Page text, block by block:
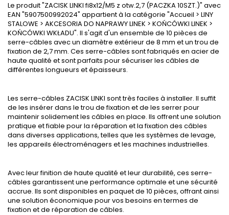
Le produit "ZACISK LINKI fi8x12/M5 z otw.2,7 (PACZKA 10SZT.)" avec
EAN "5907500992024" appartient à la catégorie "Accueil > LINY
STALOWE > AKCESORIA DO NAPRAWY LINEK > KOŃCÓWKI LINEK >
KOŃCÓWKI WKŁADU". Il s'agit d'un ensemble de 10 pièces de
serre-câbles avec un diamètre extérieur de 8 mm et un trou de
fixation de 2,7 mm. Ces serre-câbles sont fabriqués en acier de
haute qualité et sont parfaits pour sécuriser les câbles de
différentes longueurs et épaisseurs.
Les serre-câbles ZACISK LINKI sont très faciles à installer. Il suffit
de les insérer dans le trou de fixation et de les serrer pour
maintenir solidement les câbles en place. Ils offrent une solution
pratique et fiable pour la réparation et la fixation des câbles
dans diverses applications, telles que les systèmes de levage,
les appareils électroménagers et les machines industrielles.
Avec leur finition de haute qualité et leur durabilité, ces serre-
câbles garantissent une performance optimale et une sécurité
accrue. Ils sont disponibles en paquet de 10 pièces, offrant ainsi
une solution économique pour vos besoins en termes de
fixation et de réparation de câbles.